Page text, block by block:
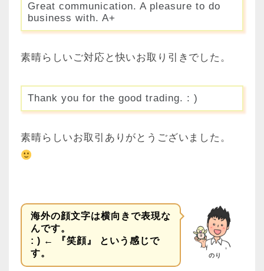
Great communication. A pleasure to do
business with. A+
素晴らしいご対応と快いお取り引きでした。
Thank you for the good trading. : )
素晴らしいお取引ありがとうございました。
海外の顔文字は横向きで表現な
んです。
: ) ← 『笑顔』 という感じで
す。
のり